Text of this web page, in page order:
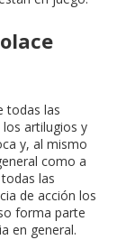
todas las
artilugios y
y, al mismo
como a
las
de acción los
forma parte
en general.